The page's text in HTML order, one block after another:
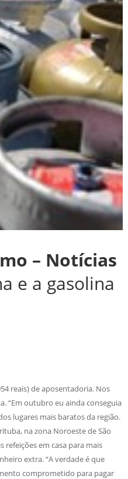
– Notícias
e a gasolina
reais) de aposentadoria. Nos
“Em outubro eu ainda conseguia
lugares mais baratos da região.
na zona Noroeste de São
refeições em casa para mais
extra. “A verdade é que
comprometido para pagar